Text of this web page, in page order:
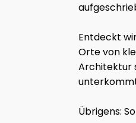
Entdeckt
Orte von
Architektur
Übrigens: